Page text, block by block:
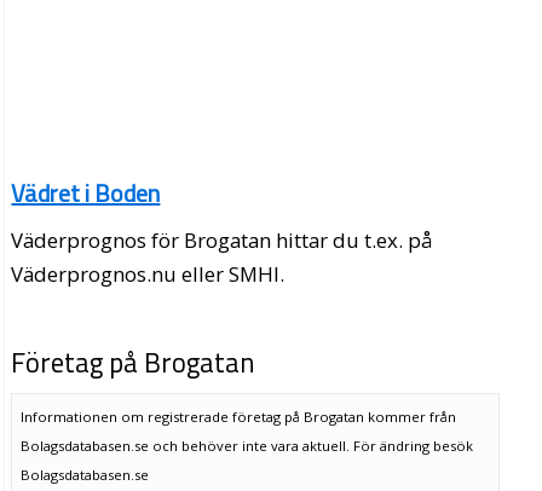
Vädret i Boden
Väderprognos för Brogatan hittar du t.ex. på
Väderprognos.nu eller SMHI.
Företag på Brogatan
Informationen om registrerade företag på Brogatan kommer från
Bolagsdatabasen.se och behöver inte vara aktuell. För ändring besök
Bolagsdatabasen.se